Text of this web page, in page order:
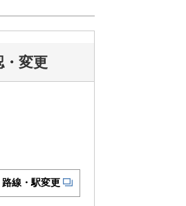
・変更
路線・駅変更